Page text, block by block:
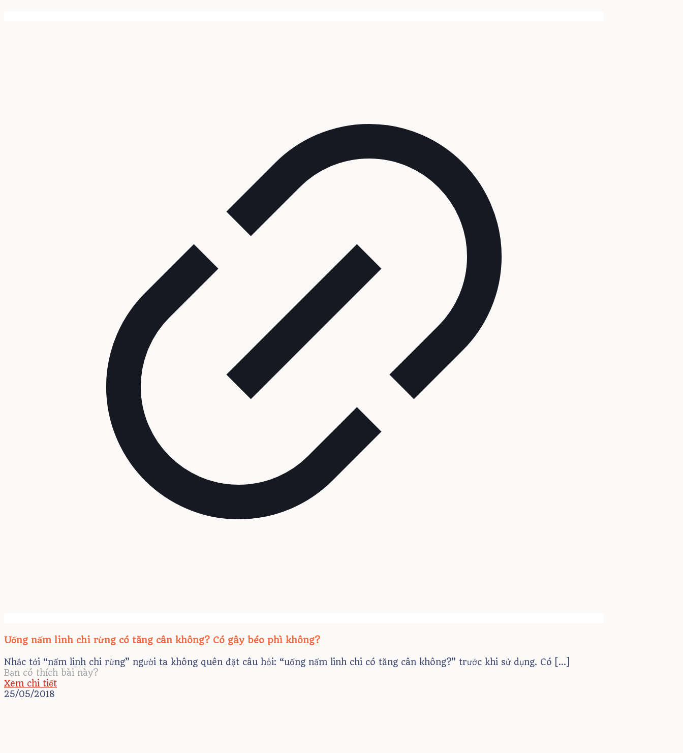
Uống nấm linh chi rừng có tăng cân không? Có gây béo phì không?
Nhắc tới “nấm linh chi rừng” người ta không quên đặt câu hỏi: “uống nấm linh chi có tăng cân không?” trước khi sử dụng. Có […]
Bạn có thích bài này?
Xem chi tiết
25/05/2018